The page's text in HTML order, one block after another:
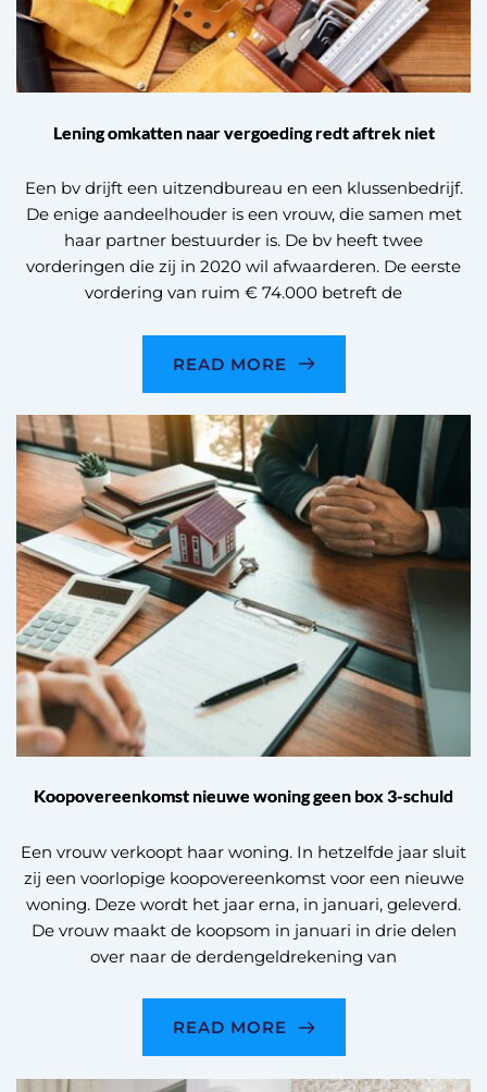
Lening omkatten naar vergoeding redt aftrek niet
Een bv drijft een uitzendbureau en een klussenbedrijf.
De enige aandeelhouder is een vrouw, die samen met
haar partner bestuurder is. De bv heeft twee
vorderingen die zij in 2020 wil afwaarderen. De eerste
vordering van ruim € 74.000 betreft de
READ MORE
Koopovereenkomst nieuwe woning geen box 3-schuld
Een vrouw verkoopt haar woning. In hetzelfde jaar sluit
zij een voorlopige koopovereenkomst voor een nieuwe
woning. Deze wordt het jaar erna, in januari, geleverd.
De vrouw maakt de koopsom in januari in drie delen
over naar de derdengeldrekening van
READ MORE